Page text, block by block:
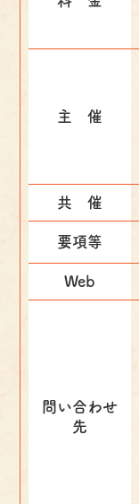
主 催
共 催
要項等
Web
問い合わせ
先